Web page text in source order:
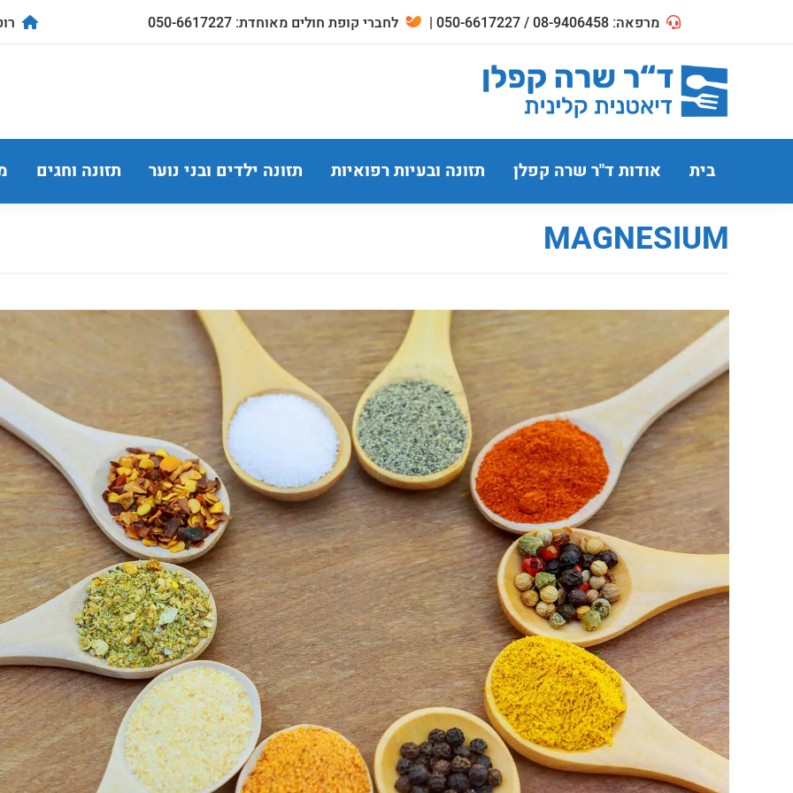
מרפאה: 08-9406458 / 050-6617227 | לחברי קופת חולים מאוחדת: 050-6617227
בית אודות ד"ר שרה קפלן תזונה ובעיות רפואיות תזונה ילדים ובני נוער תזונה וחגים
MAGNESIUM